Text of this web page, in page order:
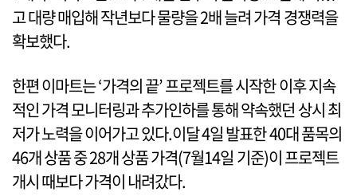
고 대량 매입해 작년보다 물량을 2배 늘려 가격 경쟁력을
확보했다.
한편 이마트는 ‘가격의 끝’ 프로젝트를 시작한 이후 지속
적인 가격 모니터링과 추가인하를 통해 약속했던 상시 최
저가 노력을 이어가고 있다.이달 4일 발표한 40대 품목의
46개 상품 중 28개 상품 가격(7월14일 기준)이 프로젝트
개시 때보다 가격이 내려갔다.